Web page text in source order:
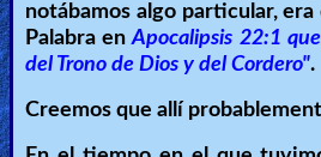
notábamos algo particular,
Palabra enApocalipsis 22:1
del Trono de Dios y del Cordero".
Creemos que allí